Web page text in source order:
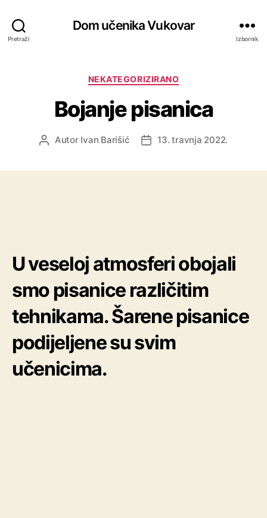
Pretraži
Dom učenika Vukovar
Izbornik
Kategorije
NEKATEGORIZIRANO
Bojanje pisanica
AutorAutor Ivan Barišić
Datum
13. travnja 2022.
U veseloj atmosferi obojali
smo pisanice različitim
tehnikama. Šarene pisanice
podijeljene su svim
učenicima.